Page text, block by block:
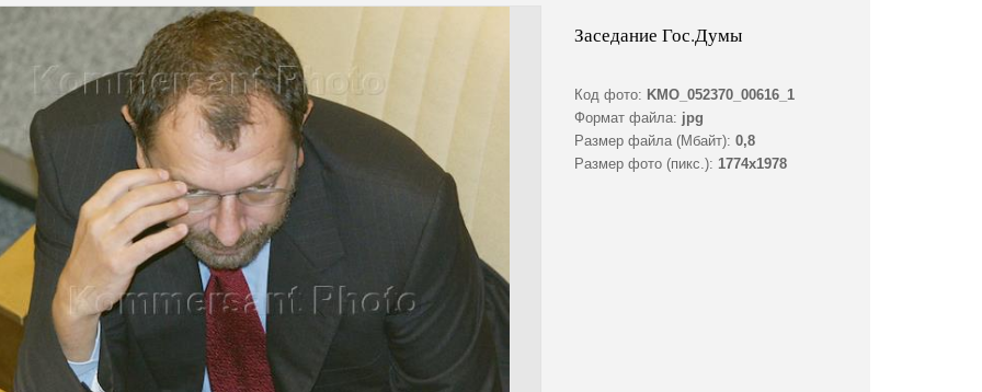
Заседание Гос.Думы
Код фото: KMO_052370_00616_1
Формат файла: jpg
Размер файла (Мбайт): 0,8
Размер фото (пикс.): 1774x1978